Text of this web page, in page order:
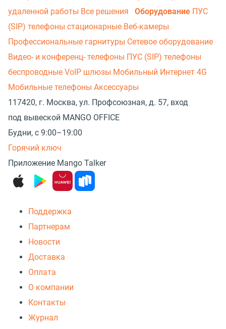
удаленной работы Все решения Оборудование ПУС
(SIP) телефоны стационарные Веб-камеры
Профессиональные гарнитуры Сетевое оборудование
Видео- и конференц- телефоны ПУС (SIP) телефоны
беспроводные VoIP шлюзы Мобильный Интернет 4G
Мобильные телефоны Аксессуары
117420, г. Москва, ул. Профсоюзная, д. 57, вход
под вывеской MANGO OFFICE
Будни, с 9:00–19:00
Горячий ключ
Приложение Mango Talker
Поддержка
Партнерам
Новости
Доставка
Оплата
О компании
Контакты
Журнал